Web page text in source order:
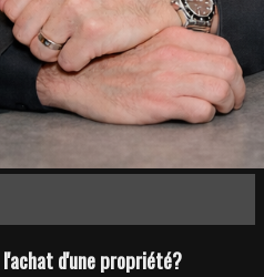
d'une propriété?